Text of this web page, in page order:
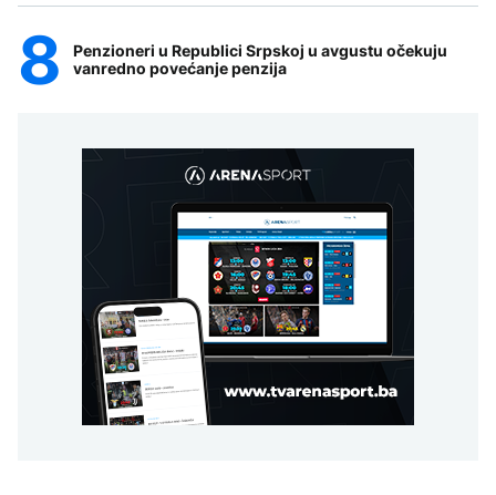
Penzioneri u Republici Srpskoj u avgustu očekuju
vanredno povećanje penzija